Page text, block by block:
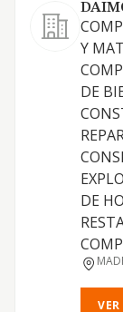
Y
DE
DE